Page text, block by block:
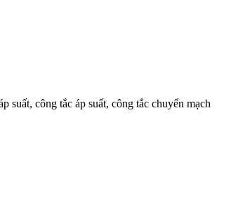
suất, công tắc áp suất, công tắc chuyển mạch